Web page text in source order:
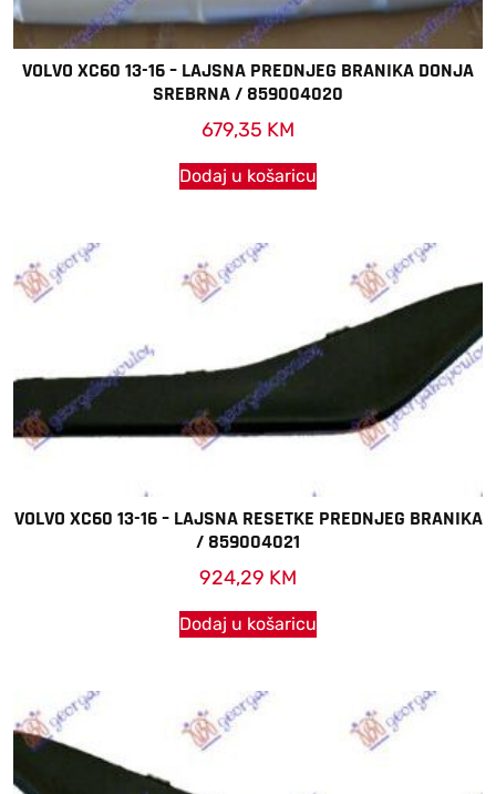
VOLVO XC60 13-16 – LAJSNA PREDNJEG BRANIKA DONJA
SREBRNA / 859004020
679,35 KM
Dodaj u košaricu
VOLVO XC60 13-16 – LAJSNA RESETKE PREDNJEG BRANIKA
/ 859004021
924,29 KM
Dodaj u košaricu